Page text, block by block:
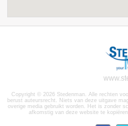
Copyright © 2026 Stedenman. Alle rechten
berust auteursrecht. Niets van deze uitgave
overige media gebruikt worden. Het is zonder
afkomstig van deze website te